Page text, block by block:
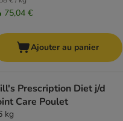
75,04 €
Ajouter au panier
Prescription Diet j/d
Care Poulet
kg